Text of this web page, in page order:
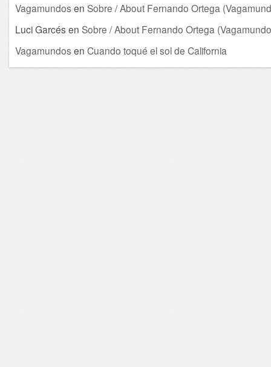
Vagamundos en Sobre / About Fernando Ortega
Luci Garcés en Sobre / About Fernando Ortega
Vagamundos en Cuando toqué el sol de California